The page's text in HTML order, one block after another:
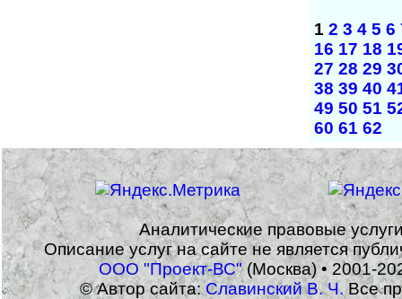
1 2 3 4 5 6
16 17 18
27 28 29
38 39 40
49 50 51
60 61 62
Аналитические правовые
Описание услуг на сайте не является
ООО "Проект-ВС"(Москва) • 2001-
© Автор сайта:Славинский В. Ч.Все